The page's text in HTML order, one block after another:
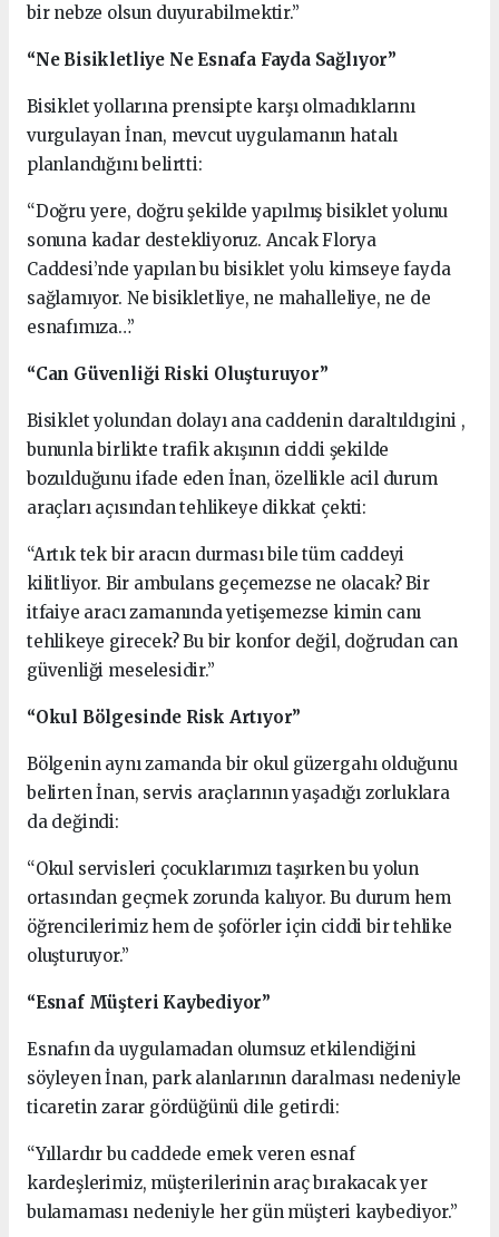
bir nebze olsun duyurabilmektir.”
“Ne Bisikletliye Ne Esnafa Fayda Sağlıyor”
Bisiklet yollarına prensipte karşı olmadıklarını
vurgulayan İnan, mevcut uygulamanın hatalı
planlandığını belirtti:
“Doğru yere, doğru şekilde yapılmış bisiklet yolunu
sonuna kadar destekliyoruz. Ancak Florya
Caddesi’nde yapılan bu bisiklet yolu kimseye fayda
sağlamıyor. Ne bisikletliye, ne mahalleliye, ne de
esnafımıza…”
“Can Güvenliği Riski Oluşturuyor”
Bisiklet yolundan dolayı ana caddenin daraltıldıgini ,
bununla birlikte trafik akışının ciddi şekilde
bozulduğunu ifade eden İnan, özellikle acil durum
araçları açısından tehlikeye dikkat çekti:
“Artık tek bir aracın durması bile tüm caddeyi
kilitliyor. Bir ambulans geçemezse ne olacak? Bir
itfaiye aracı zamanında yetişemezse kimin canı
tehlikeye girecek? Bu bir konfor değil, doğrudan can
güvenliği meselesidir.”
“Okul Bölgesinde Risk Artıyor”
Bölgenin aynı zamanda bir okul güzergahı olduğunu
belirten İnan, servis araçlarının yaşadığı zorluklara
da değindi:
“Okul servisleri çocuklarımızı taşırken bu yolun
ortasından geçmek zorunda kalıyor. Bu durum hem
öğrencilerimiz hem de şoförler için ciddi bir tehlike
oluşturuyor.”
“Esnaf Müşteri Kaybediyor”
Esnafın da uygulamadan olumsuz etkilendiğini
söyleyen İnan, park alanlarının daralması nedeniyle
ticaretin zarar gördüğünü dile getirdi:
“Yıllardır bu caddede emek veren esnaf
kardeşlerimiz, müşterilerinin araç bırakacak yer
bulamaması nedeniyle her gün müşteri kaybediyor.”